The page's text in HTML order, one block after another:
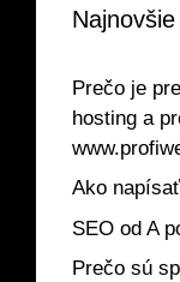
Prečo je
hosting a
Ako
SEO od A
Prečo sú